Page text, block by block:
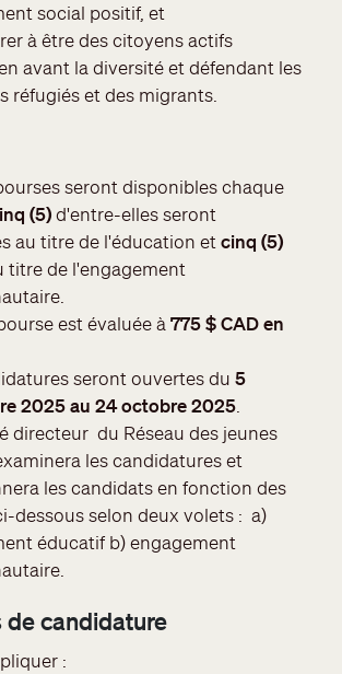
social positif, et
à être des citoyens actifs
avant la diversité et défendant les
réfugiés et des migrants.
seront disponibles chaque
(5)d'entre-elles seront
au titre de l'éducation et cinq (5)
titre de l'engagement
est évaluée à 775 $ CAD en
seront ouvertes du 5
2025 au 24 octobre 2025
directeur du Réseau des jeunes
les candidatures et
les candidats en fonction des
dessous selon deux volets : a)
éducatif b) engagement
de candidature
: